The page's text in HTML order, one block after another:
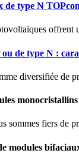
de type N
offrent
ou de type N :
diversifiée de
sommes fiers de
modules